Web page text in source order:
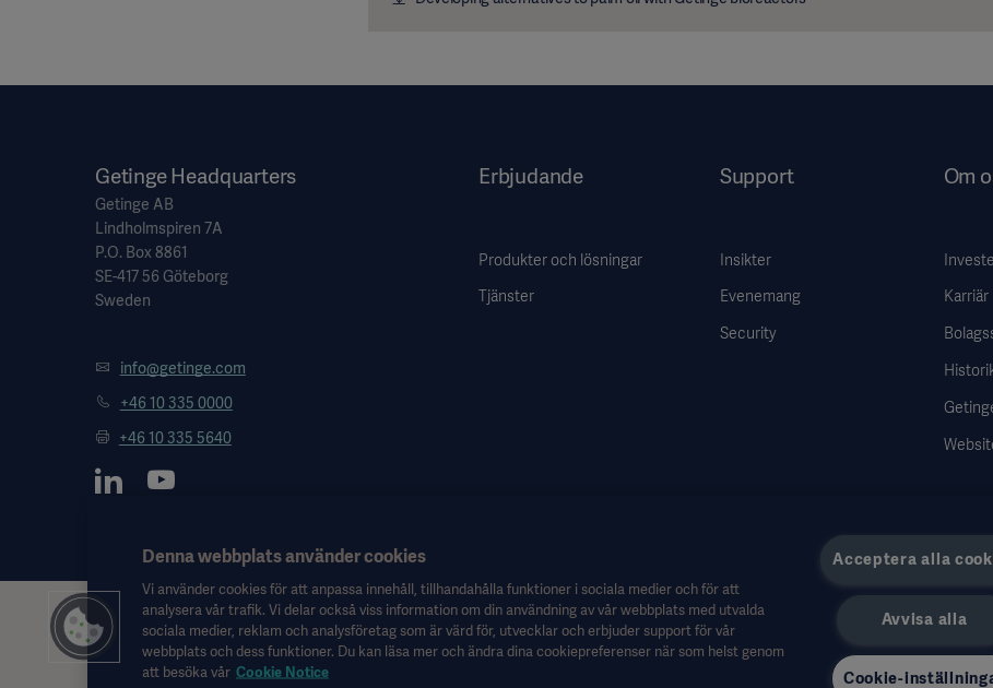
Getinge Headquarters
Getinge AB
Lindholmspiren 7A
P.O. Box 8861
SE-417 56 Göteborg
Sweden
info@getinge.com
+46 10 335 0000
+46 10 335 5640
Erbjudande
Produkter och lösningar
Tjänster
Support
Insikter
Evenemang
Security
Om
Karriär
Denna information riktar sig uteslutande till hälso- och sjukvårdspersonal eller andra professionella yrkesgrupper och ges endast i informationssyfte.
som ersättning för bruksanvisningen, servicemanualen eller medicinsk rådgivning. Getinge ansvarar inte för eventuella åtgärder eller försummelser
användarens egen risk.
Denna webbplats använder cookies
Vi använder cookies för att anpassa innehåll, tillhandahålla funktioner i sociala medier och för att
analysera vår trafik. Vi delar också viss information om din användning av vår webbplats med utvalda
sociala medier, reklam och analysföretag som är värd för, utvecklar och erbjuder support för vår
webbplats och dess funktioner. Du kan läsa mer och ändra dina cookiepreferenser när som helst genom
att besöka vår Cookie Notice
Acceptera alla
Avvisa alla
Cookie-